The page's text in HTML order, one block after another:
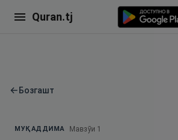
Quran.tj
←Бозгашт
МУҚАДДИМА Мавзӯи 1